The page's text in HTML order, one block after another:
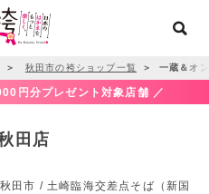
＞ 秋田市の袴ショップ一覧 ＞ 一蔵＆オ
円分プレゼント対象店舗 ／
田店
田市 / 土崎臨海交差点そば（新国